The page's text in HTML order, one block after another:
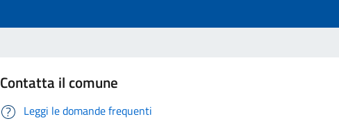
Contatta il comune
Leggi le domande frequenti